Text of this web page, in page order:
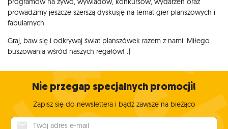
prowadzimy jeszcze szerszą dyskusję na temat gier planszowych i
fabularnych.
Graj, baw się i odkrywaj świat planszówek razem z nami. Miłego
buszowania wśród naszych regałów! :)
Nie przegap specjalnych promocji!
Zapisz się do newslettera i bądź zawsze na bieżąco